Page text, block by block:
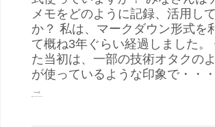
メモをどのように記録、活用し
か？ 私は、マークダウン形式を
て概ね3年ぐらい経過しました。
た当初は、一部の技術オタクの
が使っているような印象で・・・
→